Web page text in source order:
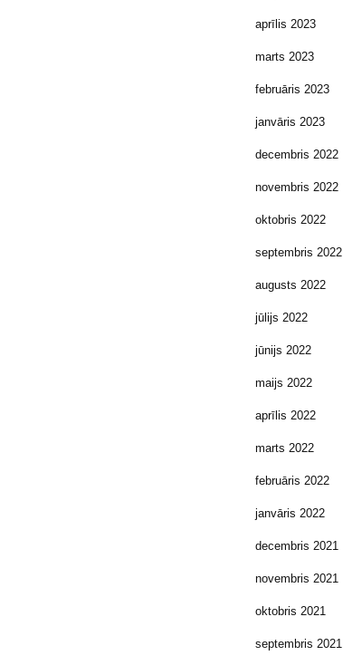
aprīlis 2023
marts 2023
februāris 2023
janvāris 2023
decembris 2022
novembris 2022
oktobris 2022
septembris 2022
augusts 2022
jūlijs 2022
jūnijs 2022
maijs 2022
aprīlis 2022
marts 2022
februāris 2022
janvāris 2022
decembris 2021
novembris 2021
oktobris 2021
septembris 2021